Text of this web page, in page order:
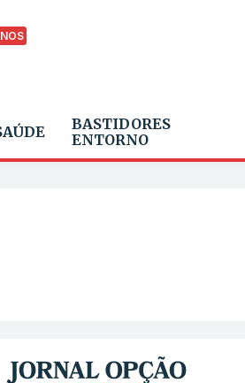
BASTIDORES
ENTORNO